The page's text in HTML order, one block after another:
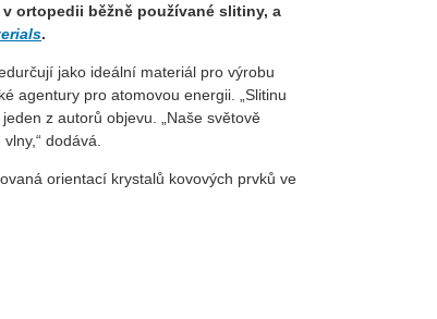
ortopedii běžně používané slitiny, a
.
jako ideální materiál pro výrobu
agentury pro atomovou energii. „Slitinu
z autorů objevu. „Naše světově
dodává.
orientací krystalů kovových prvků ve